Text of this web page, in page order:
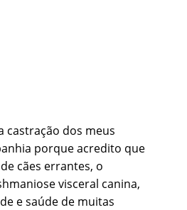
castração dos meus
porque acredito que
cães errantes, o
visceral canina,
e saúde de muitas